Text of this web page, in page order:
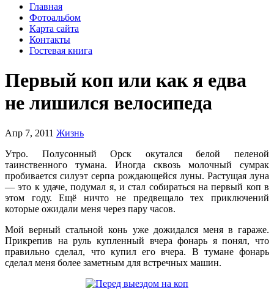
Главная
Фотоальбом
Карта сайта
Контакты
Гостевая книга
Первый коп или как я едва
не лишился велосипеда
Апр 7, 2011 Жизнь
Утро. Полусонный Орск окутался белой пеленой
таинственного тумана. Иногда сквозь молочный сумрак
пробивается силуэт серпа рождающейся луны. Растущая луна
— это к удаче, подумал я, и стал собираться на первый коп в
этом году. Ещё ничто не предвещало тех приключений
которые ожидали меня через пару часов.
Мой верный стальной конь уже дожидался меня в гараже.
Прикрепив на руль купленный вчера фонарь я понял, что
правильно сделал, что купил его вчера. В тумане фонарь
сделал меня более заметным для встречных машин.